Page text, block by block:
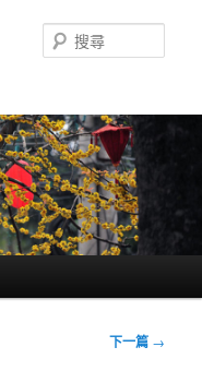
尋
下一篇 →